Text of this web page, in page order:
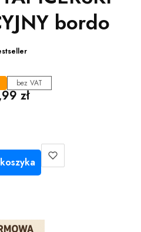
bordo
bez VAT
zł